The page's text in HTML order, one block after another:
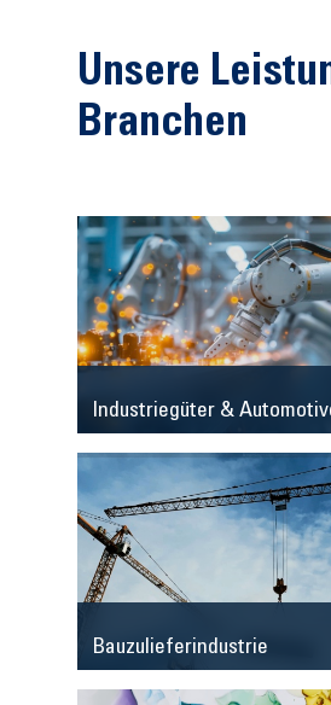
Unsere
Branchen
Industriegüter &
Bauzulieferindustrie